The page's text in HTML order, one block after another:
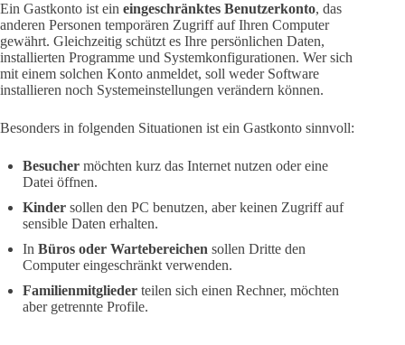
Ein Gastkonto ist ein eingeschränktes Benutzerkonto, das
anderen Personen temporären Zugriff auf Ihren Computer
gewährt. Gleichzeitig schützt es Ihre persönlichen Daten,
installierten Programme und Systemkonfigurationen. Wer sich
mit einem solchen Konto anmeldet, soll weder Software
installieren noch Systemeinstellungen verändern können.
Besonders in folgenden Situationen ist ein Gastkonto sinnvoll:
Besucher möchten kurz das Internet nutzen oder eine
Datei öffnen.
Kinder sollen den PC benutzen, aber keinen Zugriff auf
sensible Daten erhalten.
In Büros oder Wartebereichen sollen Dritte den
Computer eingeschränkt verwenden.
Familienmitglieder teilen sich einen Rechner, möchten
aber getrennte Profile.